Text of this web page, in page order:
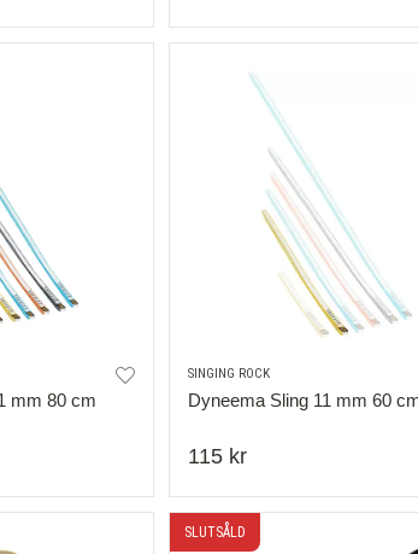
mm 80 cm
SINGING ROCK
Dyneema Sling 11 mm 60
115 kr
SLUTSÅLD